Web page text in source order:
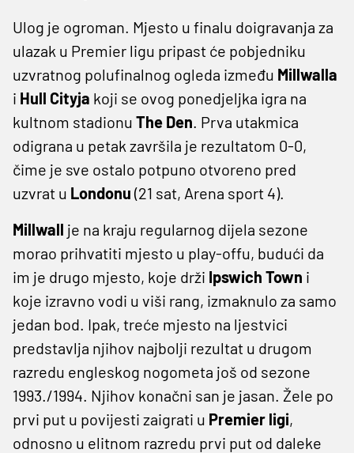
Ulog je ogroman. Mjesto u finalu doigravanja za
ulazak u Premier ligu pripast će pobjedniku
uzvratnog polufinalnog ogleda između Millwalla
i Hull Cityja koji se ovog ponedjeljka igra na
kultnom stadionu The Den. Prva utakmica
odigrana u petak završila je rezultatom 0-0,
čime je sve ostalo potpuno otvoreno pred
uzvrat u Londonu (21 sat, Arena sport 4).
Millwall je na kraju regularnog dijela sezone
morao prihvatiti mjesto u play-offu, budući da
im je drugo mjesto, koje drži Ipswich Town i
koje izravno vodi u viši rang, izmaknulo za samo
jedan bod. Ipak, treće mjesto na ljestvici
predstavlja njihov najbolji rezultat u drugom
razredu engleskog nogometa još od sezone
1993./1994. Njihov konačni san je jasan. Žele po
prvi put u povijesti zaigrati u Premier ligi,
odnosno u elitnom razredu prvi put od daleke